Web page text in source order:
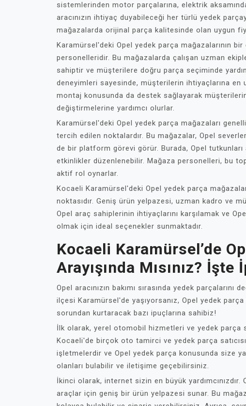
sistemlerinden motor parçalarına, elektrik
aracınızın ihtiyaç duyabileceği her türlü yedek
mağazalarda orijinal parça kalitesinde olan uygun
Karamürsel'deki Opel yedek parça mağazalarının
personelleridir. Bu mağazalarda çalışan uzman
sahiptir ve müşterilere doğru parça seçiminde
deneyimleri sayesinde, müşterilerin ihtiyaçlarına en
montaj konusunda da destek sağlayarak
değiştirmelerine yardımcı olurlar.
Karamürsel'deki Opel yedek parça mağazaları
tercih edilen noktalardır. Bu mağazalar, Opel
de bir platform görevi görür. Burada, Opel
etkinlikler düzenlenebilir. Mağaza personelleri, bu
aktif rol oynarlar.
Kocaeli Karamürsel'deki Opel yedek parça
noktasıdır. Geniş ürün yelpazesi, uzman kadro ve
Opel araç sahiplerinin ihtiyaçlarını karşılamak ve
olmak için ideal seçenekler sunmaktadır.
Kocaeli Karamürsel’de
Arayışında Mısınız? İşte
Opel aracınızın bakımı sırasında yedek
ilçesi Karamürsel'de yaşıyorsanız, Opel yedek
sorundan kurtaracak bazı ipuçlarına sahibiz!
İlk olarak, yerel otomobil hizmetleri ve yedek parça
Kocaeli'de birçok oto tamirci ve yedek parça
işletmelerdir ve Opel yedek parça konusunda size
olanları bulabilir ve iletişime geçebilirsiniz.
İkinci olarak, internet sizin en büyük
araçlar için geniş bir ürün yelpazesi sunar. Bu